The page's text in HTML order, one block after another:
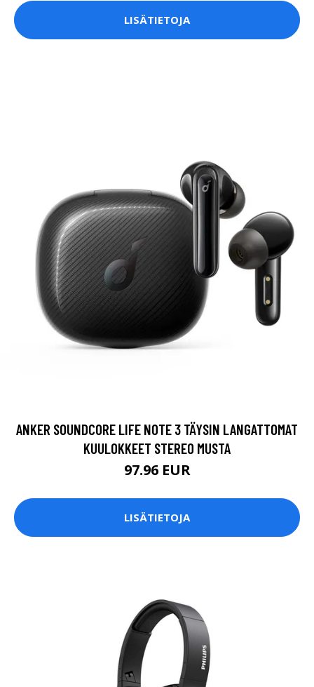
LISÄTIETOJA
ANKER SOUNDCORE LIFE NOTE 3 TÄYSIN LANGATTOMAT
KUULOKKEET STEREO MUSTA
97.96 EUR
LISÄTIETOJA